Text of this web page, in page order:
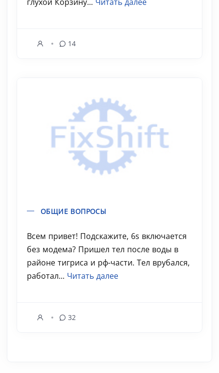
14
ОБЩИЕ ВОПРОСЫ
Всем привет! Подскажите, 6s включается
без модема? Пришел тел после воды в
районе тигриса и рф-части. Тел врубался,
работал... Читать далее
32